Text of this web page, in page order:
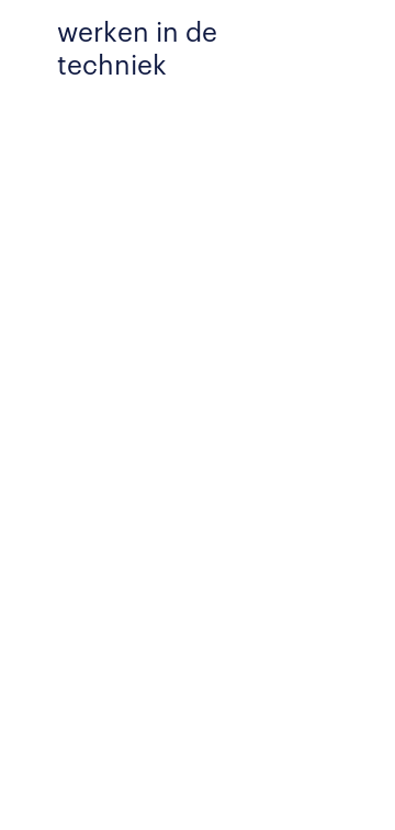
werken in de
techniek